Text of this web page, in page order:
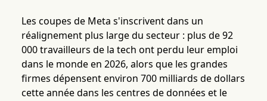
Les coupes de Meta s'inscrivent dans un
réalignement plus large du secteur : plus de 92
000 travailleurs de la tech ont perdu leur emploi
dans le monde en 2026, alors que les grandes
firmes dépensent environ 700 milliards de dollars
cette année dans les centres de données et le